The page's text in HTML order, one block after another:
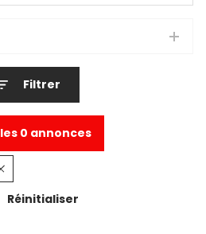
Filtrer
0 annonces
Réinitialiser